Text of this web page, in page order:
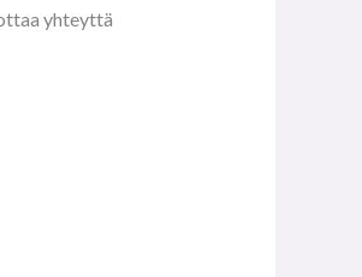
yhteyttä